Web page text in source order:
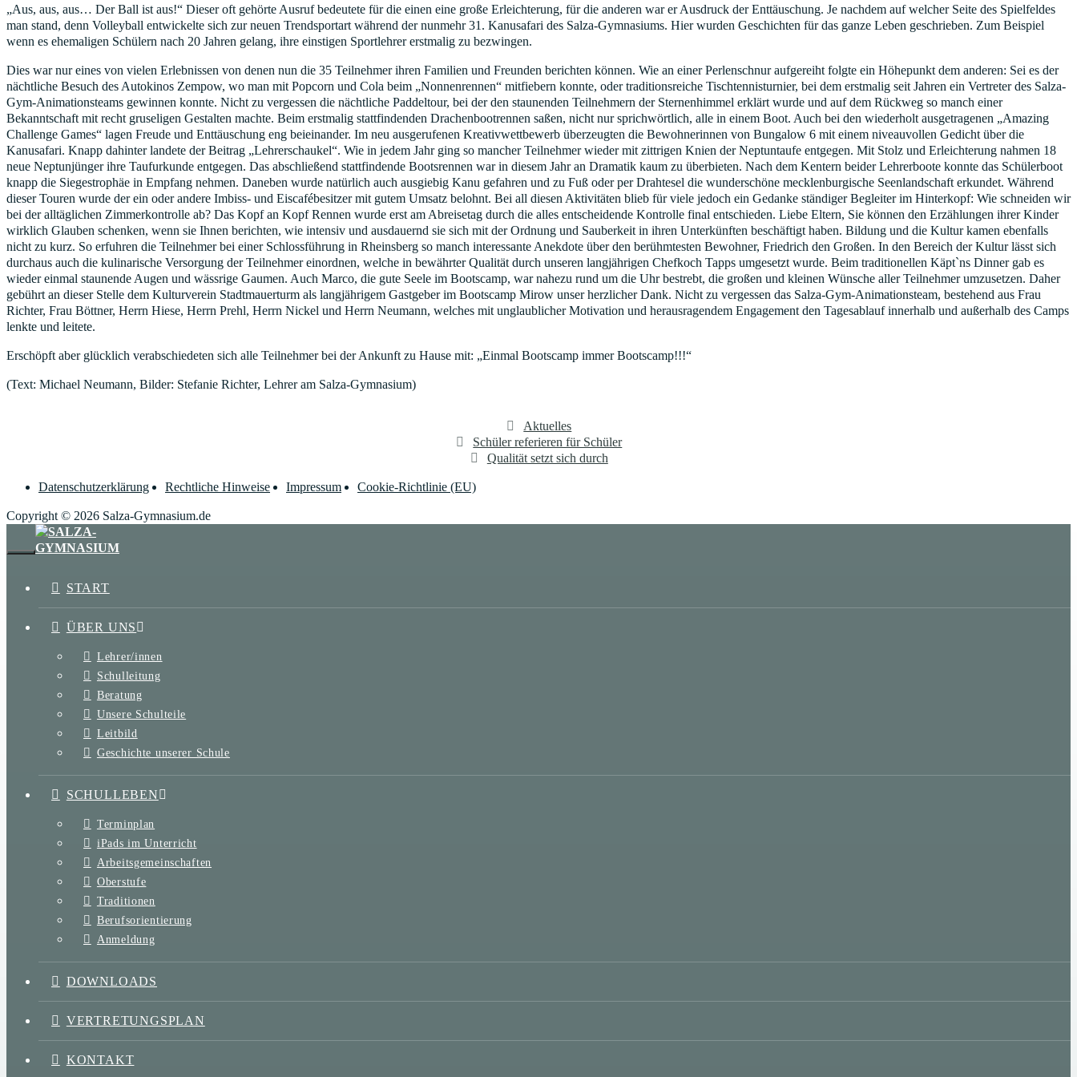
„Aus, aus, aus… Der Ball ist aus!“ Dieser oft gehörte Ausruf bedeutete für die einen eine große Erleichterung, für die anderen war er Ausdruck der Enttäuschung. Je nachdem auf welcher Seite des Spielfeldes
man stand, denn Volleyball entwickelte sich zur neuen Trendsportart während der nunmehr 31. Kanusafari des Salza-Gymnasiums. Hier wurden Geschichten für das ganze Leben geschrieben. Zum Beispiel
wenn es ehemaligen Schülern nach 20 Jahren gelang, ihre einstigen Sportlehrer erstmalig zu bezwingen.
Dies war nur eines von vielen Erlebnissen von denen nun die 35 Teilnehmer ihren Familien und Freunden berichten können. Wie an einer Perlenschnur aufgereiht folgte ein Höhepunkt dem anderen: Sei es der
nächtliche Besuch des Autokinos Zempow, wo man mit Popcorn und Cola beim „Nonnenrennen“ mitfiebern konnte, oder traditionsreiche Tischtennisturnier, bei dem erstmalig seit Jahren ein Vertreter des Salza-
Gym-Animationsteams gewinnen konnte. Nicht zu vergessen die nächtliche Paddeltour, bei der den staunenden Teilnehmern der Sternenhimmel erklärt wurde und auf dem Rückweg so manch einer
Bekanntschaft mit recht gruseligen Gestalten machte. Beim erstmalig stattfindenden Drachenbootrennen saßen, nicht nur sprichwörtlich, alle in einem Boot. Auch bei den wiederholt ausgetragenen „Amazing
Challenge Games“ lagen Freude und Enttäuschung eng beieinander. Im neu ausgerufenen Kreativwettbewerb überzeugten die Bewohnerinnen von Bungalow 6 mit einem niveauvollen Gedicht über die
Kanusafari. Knapp dahinter landete der Beitrag „Lehrerschaukel“. Wie in jedem Jahr ging so mancher Teilnehmer wieder mit zittrigen Knien der Neptuntaufe entgegen. Mit Stolz und Erleichterung nahmen 18
neue Neptunjünger ihre Taufurkunde entgegen. Das abschließend stattfindende Bootsrennen war in diesem Jahr an Dramatik kaum zu überbieten. Nach dem Kentern beider Lehrerboote konnte das Schülerboot
knapp die Siegestrophäe in Empfang nehmen. Daneben wurde natürlich auch ausgiebig Kanu gefahren und zu Fuß oder per Drahtesel die wunderschöne mecklenburgische Seenlandschaft erkundet. Während
dieser Touren wurde der ein oder andere Imbiss- und Eiscafébesitzer mit gutem Umsatz belohnt. Bei all diesen Aktivitäten blieb für viele jedoch ein Gedanke ständiger Begleiter im Hinterkopf: Wie schneiden wir
bei der alltäglichen Zimmerkontrolle ab? Das Kopf an Kopf Rennen wurde erst am Abreisetag durch die alles entscheidende Kontrolle final entschieden. Liebe Eltern, Sie können den Erzählungen ihrer Kinder
wirklich Glauben schenken, wenn sie Ihnen berichten, wie intensiv und ausdauernd sie sich mit der Ordnung und Sauberkeit in ihren Unterkünften beschäftigt haben. Bildung und die Kultur kamen ebenfalls
nicht zu kurz. So erfuhren die Teilnehmer bei einer Schlossführung in Rheinsberg so manch interessante Anekdote über den berühmtesten Bewohner, Friedrich den Großen. In den Bereich der Kultur lässt sich
durchaus auch die kulinarische Versorgung der Teilnehmer einordnen, welche in bewährter Qualität durch unseren langjährigen Chefkoch Tapps umgesetzt wurde. Beim traditionellen Käpt`ns Dinner gab es
wieder einmal staunende Augen und wässrige Gaumen. Auch Marco, die gute Seele im Bootscamp, war nahezu rund um die Uhr bestrebt, die großen und kleinen Wünsche aller Teilnehmer umzusetzen. Daher
gebührt an dieser Stelle dem Kulturverein Stadtmauerturm als langjährigem Gastgeber im Bootscamp Mirow unser herzlicher Dank. Nicht zu vergessen das Salza-Gym-Animationsteam, bestehend aus Frau
Richter, Frau Böttner, Herrn Hiese, Herrn Prehl, Herrn Nickel und Herrn Neumann, welches mit unglaublicher Motivation und herausragendem Engagement den Tagesablauf innerhalb und außerhalb des Camps
lenkte und leitete.
Erschöpft aber glücklich verabschiedeten sich alle Teilnehmer bei der Ankunft zu Hause mit: „Einmal Bootscamp immer Bootscamp!!!“
(Text: Michael Neumann, Bilder: Stefanie Richter, Lehrer am Salza-Gymnasium)
Kategorien
Aktuelles
Schüler referieren für Schüler
Qualität setzt sich durch
Datenschutzerklärung Rechtliche Hinweise Impressum Cookie-Richtlinie (EU)
Copyright © 2026 Salza-Gymnasium.de
SCHLIESSEN
START
ÜBER UNS
Lehrer/innen
Schulleitung
Beratung
Unsere Schulteile
Leitbild
Geschichte unserer Schule
SCHULLEBEN
Terminplan
iPads im Unterricht
Arbeitsgemeinschaften
Oberstufe
Traditionen
Berufsorientierung
Anmeldung
DOWNLOADS
VERTRETUNGSPLAN
KONTAKT